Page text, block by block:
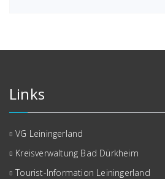
Links
VG Leiningerland
Kreisverwaltung Bad Dürkheim
Tourist-Information Leiningerland